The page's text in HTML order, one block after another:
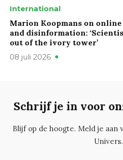
International
Marion Koopmans on
and disinformation:
out of the ivory tower’
08 juli 2026
Schrijf je in voor
Blijf op de hoogte. Meld je aan
Univers.